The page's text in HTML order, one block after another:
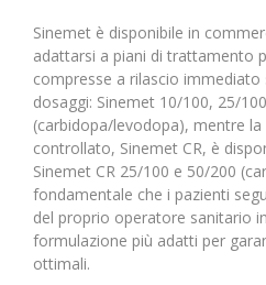
Sinemet è disponibile in
adattarsi a piani di trattamento
compresse a rilascio
dosaggi: Sinemet 10/100, 25/
(carbidopa/levodopa), mentre
controllato, Sinemet CR, è
Sinemet CR 25/100 e 50/200
fondamentale che i pazienti
del proprio operatore sanitario
formulazione più adatti per
ottimali.